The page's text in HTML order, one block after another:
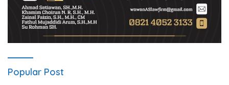
Popular Post